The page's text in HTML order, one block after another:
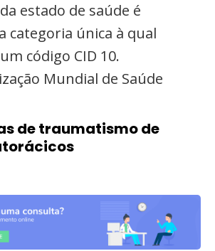
estado de saúde é
categoria única à qual
código CID 10.
Mundial de Saúde
de traumatismo de